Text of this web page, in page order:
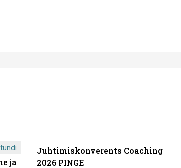
ja
Juhtimiskonverents Coaching
2026 PINGE